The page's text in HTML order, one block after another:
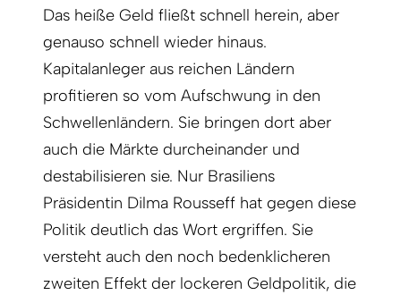
Das heiße Geld fließt schnell herein, aber
genauso schnell wieder hinaus.
Kapitalanleger aus reichen Ländern
profitieren so vom Aufschwung in den
Schwellenländern. Sie bringen dort aber
auch die Märkte durcheinander und
destabilisieren sie. Nur Brasiliens
Präsidentin Dilma Rousseff hat gegen diese
Politik deutlich das Wort ergriffen. Sie
versteht auch den noch bedenklicheren
zweiten Effekt der lockeren Geldpolitik, die